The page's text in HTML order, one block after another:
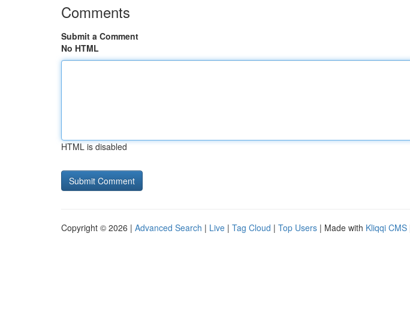
Comments
Submit a Comment
No HTML
HTML is disabled
Copyright © 2026 | Advanced Search | Live | Tag Cloud | Top Users | Made with Kliqqi CMS